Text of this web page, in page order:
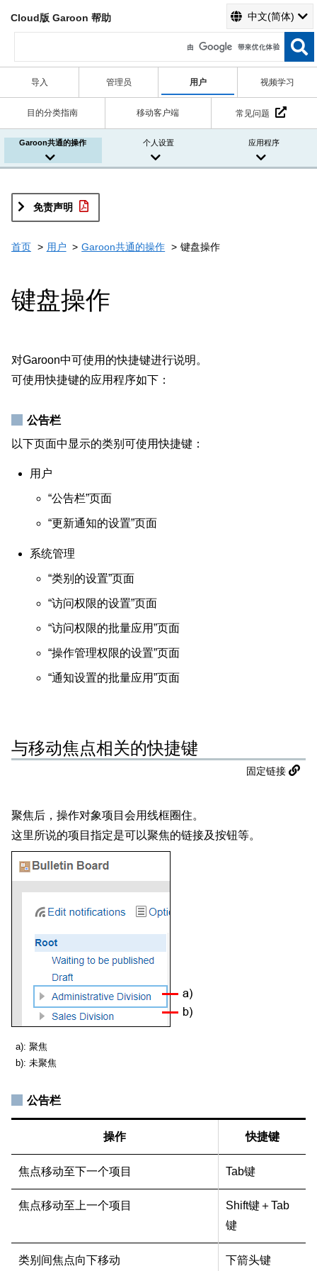
Cloud版 Garoon 帮助 中文(简体)
导入 管理员 用户 视频学习
目的分类指南 移动客户端 常见问题
Garoon共通的操作 个人设置 应用程序
免责声明
首页 用户 Garoon共通的操作 键盘操作
键盘操作
对Garoon中可使用的快捷键进行说明。
可使用快捷键的应用程序如下：
公告栏
以下页面中显示的类别可使用快捷键：
用户
“公告栏”页面
“更新通知的设置”页面
系统管理
“类别的设置”页面
“访问权限的设置”页面
“访问权限的批量应用”页面
“操作管理权限的设置”页面
“通知设置的批量应用”页面
与移动焦点相关的快捷键
固定链接
聚焦后，操作对象项目会用线框圈住。
这里所说的项目指定是可以聚焦的链接及按钮等。
a): 聚焦
b): 未聚焦
公告栏
操作 快捷键
焦点移动至下一个项目 Tab键
焦点移动至上一个项目
Shift键＋Tab
键
类别间焦点向下移动 下箭头键